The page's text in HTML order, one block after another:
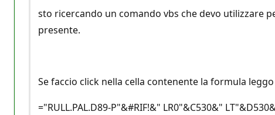
sto ricercando un comando vbs che devo utilizzare
presente.
Se faccio click nella cella contenente la formula
="RULL.PAL.D89-P"&#RIF!&" LR0"&C530&"